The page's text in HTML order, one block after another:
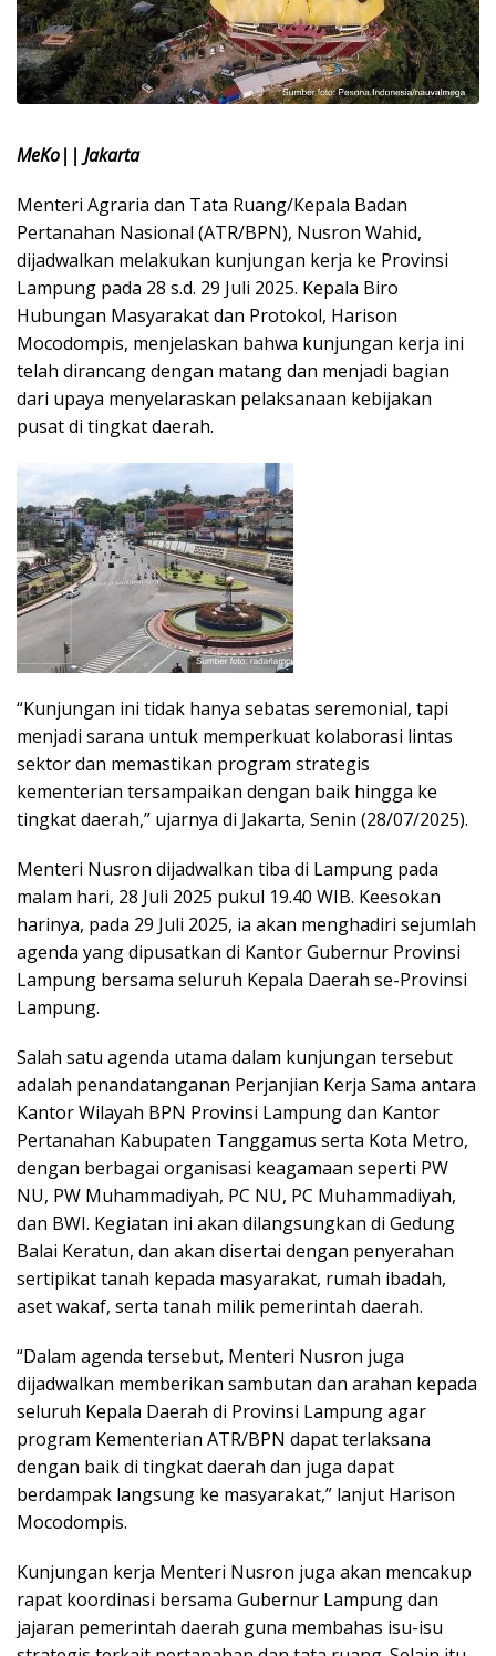
MeKo|| Jakarta
Menteri Agraria dan Tata Ruang/Kepala Badan
Pertanahan Nasional (ATR/BPN), Nusron Wahid,
dijadwalkan melakukan kunjungan kerja ke Provinsi
Lampung pada 28 s.d. 29 Juli 2025. Kepala Biro
Hubungan Masyarakat dan Protokol, Harison
Mocodompis, menjelaskan bahwa kunjungan kerja ini
telah dirancang dengan matang dan menjadi bagian
dari upaya menyelaraskan pelaksanaan kebijakan
pusat di tingkat daerah.
“Kunjungan ini tidak hanya sebatas seremonial, tapi
menjadi sarana untuk memperkuat kolaborasi lintas
sektor dan memastikan program strategis
kementerian tersampaikan dengan baik hingga ke
tingkat daerah,” ujarnya di Jakarta, Senin (28/07/2025).
Menteri Nusron dijadwalkan tiba di Lampung pada
malam hari, 28 Juli 2025 pukul 19.40 WIB. Keesokan
harinya, pada 29 Juli 2025, ia akan menghadiri sejumlah
agenda yang dipusatkan di Kantor Gubernur Provinsi
Lampung bersama seluruh Kepala Daerah se-Provinsi
Lampung.
Salah satu agenda utama dalam kunjungan tersebut
adalah penandatanganan Perjanjian Kerja Sama antara
Kantor Wilayah BPN Provinsi Lampung dan Kantor
Pertanahan Kabupaten Tanggamus serta Kota Metro,
dengan berbagai organisasi keagamaan seperti PW
NU, PW Muhammadiyah, PC NU, PC Muhammadiyah,
dan BWI. Kegiatan ini akan dilangsungkan di Gedung
Balai Keratun, dan akan disertai dengan penyerahan
sertipikat tanah kepada masyarakat, rumah ibadah,
aset wakaf, serta tanah milik pemerintah daerah.
“Dalam agenda tersebut, Menteri Nusron juga
dijadwalkan memberikan sambutan dan arahan kepada
seluruh Kepala Daerah di Provinsi Lampung agar
program Kementerian ATR/BPN dapat terlaksana
dengan baik di tingkat daerah dan juga dapat
berdampak langsung ke masyarakat,” lanjut Harison
Mocodompis.
Kunjungan kerja Menteri Nusron juga akan mencakup
rapat koordinasi bersama Gubernur Lampung dan
jajaran pemerintah daerah guna membahas isu-isu